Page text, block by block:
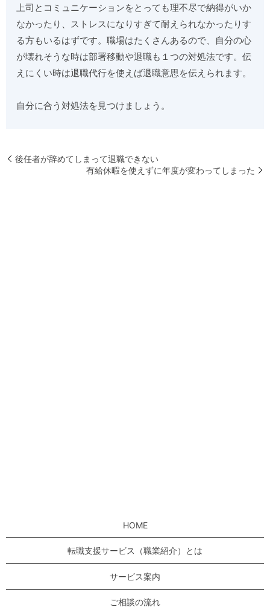
上司とコミュニケーションをとっても理不尽で納得がいか
なかったり、ストレスになりすぎて耐えられなかったりす
る方もいるはずです。職場はたくさんあるので、自分の心
が壊れそうな時は部署移動や退職も１つの対処法です。伝
えにくい時は退職代行を使えば退職意思を伝えられます。
自分に合う対処法を見つけましょう。
後任者が辞めてしまって退職できない
有給休暇を使えずに年度が変わってしまった
HOME
転職支援サービス（職業紹介）とは
サービス案内
ご相談の流れ